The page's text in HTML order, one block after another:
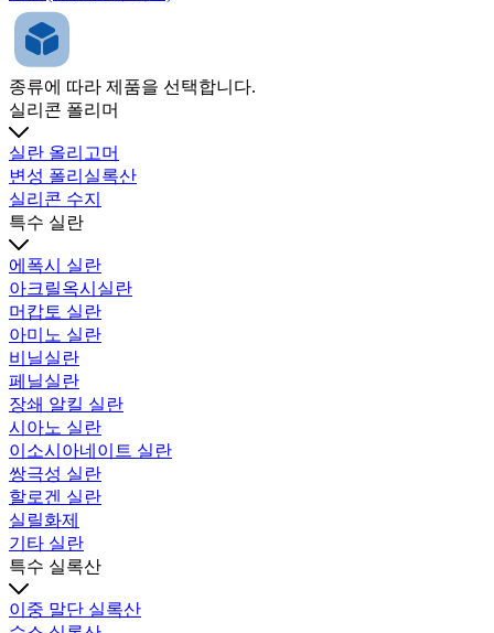
종류에 따라 제품을 선택합니다.
실리콘 폴리머
실란 올리고머
변성 폴리실록산
실리콘 수지
특수 실란
에폭시 실란
아크릴옥시실란
머캅토 실란
아미노 실란
비닐실란
페닐실란
장쇄 알킬 실란
시아노 실란
이소시아네이트 실란
쌍극성 실란
할로겐 실란
실릴화제
기타 실란
특수 실록산
이중 말단 실록산